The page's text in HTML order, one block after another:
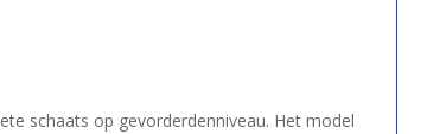
schaats op gevorderdenniveau. Het model